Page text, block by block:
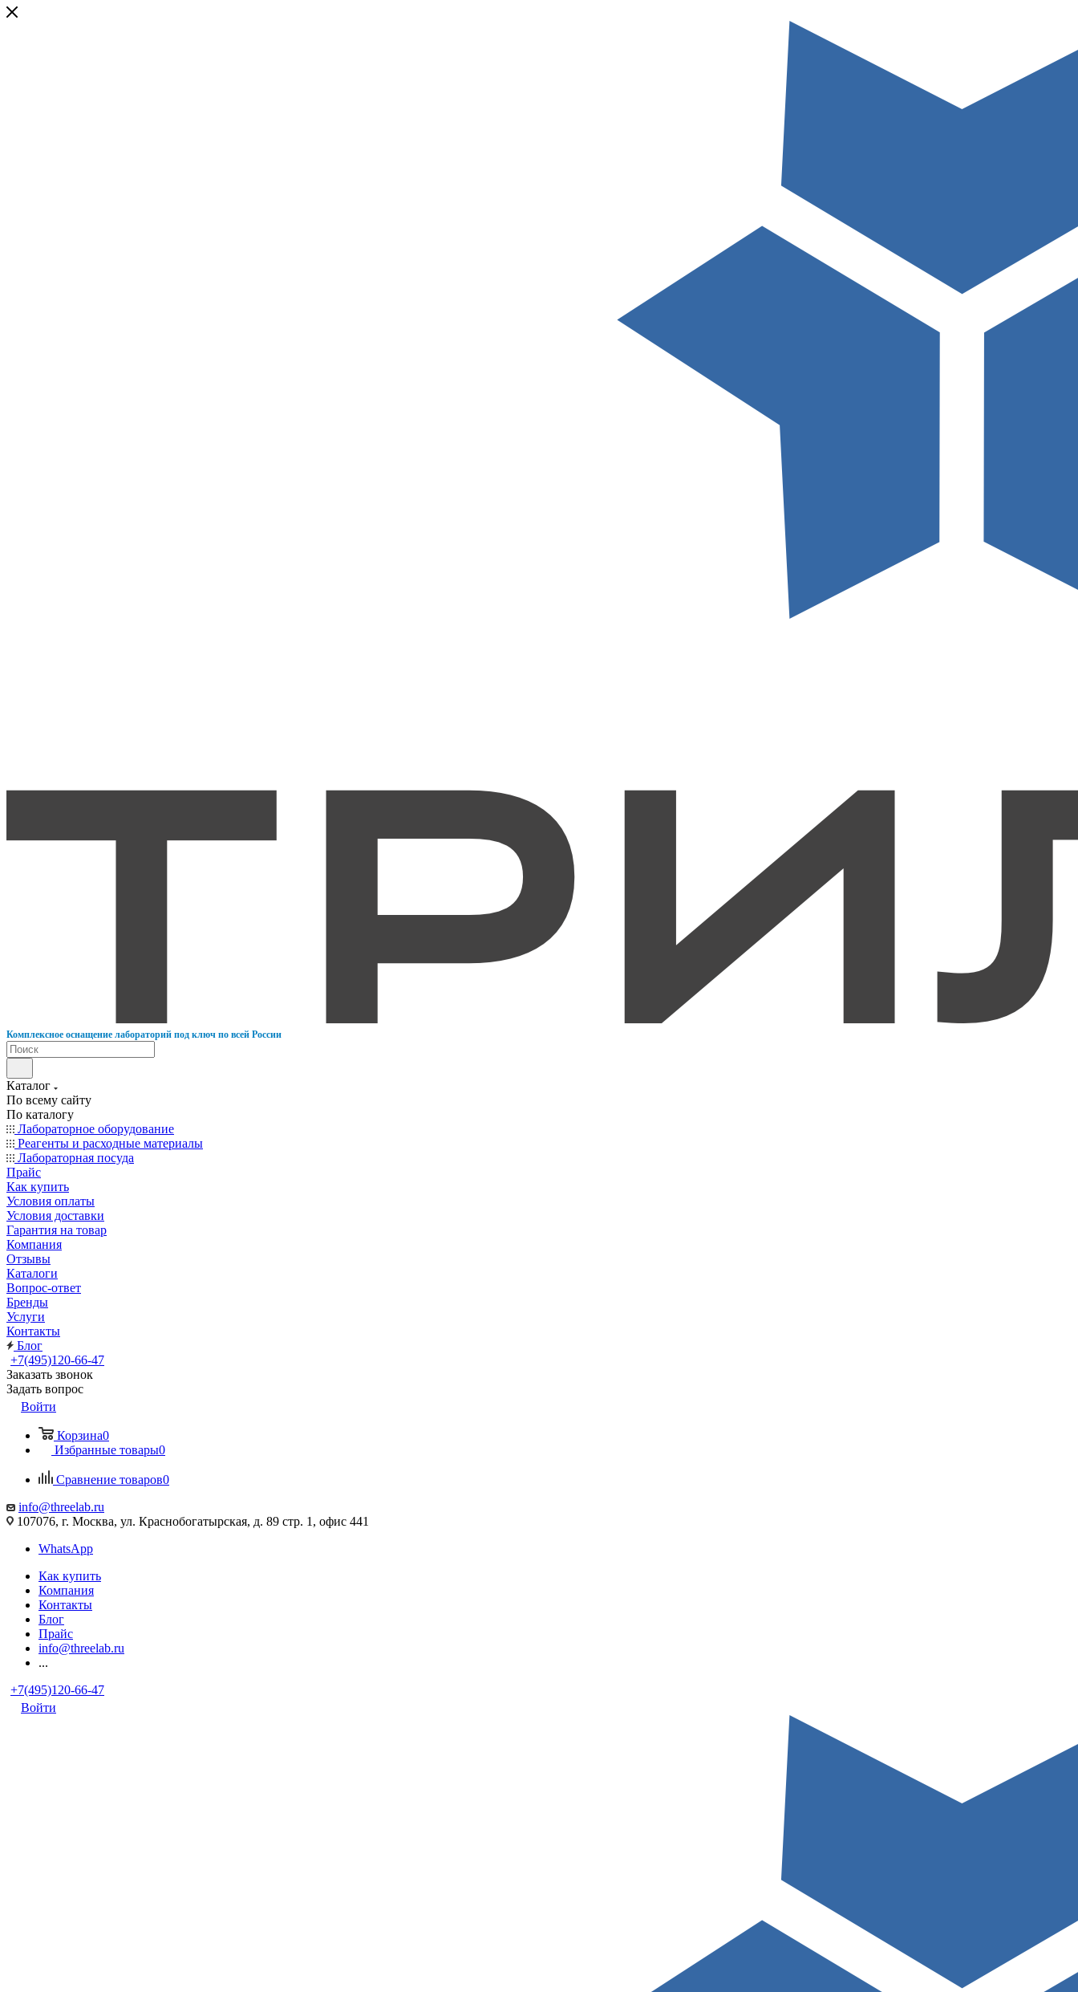
Комплексное оснащение лабораторий под ключ по всей России
Каталог
По всему сайту
По каталогу
Лабораторное оборудование
Реагенты и расходные материалы
Лабораторная посуда
Прайс
Как купить
Условия оплаты
Условия доставки
Гарантия на товар
Компания
Отзывы
Каталоги
Вопрос-ответ
Бренды
Услуги
Контакты
Блог
+7(495)120-66-47
Заказать звонок
Задать вопрос
Войти
Корзина0
Избранные товары0
Сравнение товаров0
info@threelab.ru
107076, г. Москва, ул. Краснобогатырская, д. 89 стр. 1, офис 441
WhatsApp
Как купить
Компания
Контакты
Блог
Прайс
info@threelab.ru
...
+7(495)120-66-47
Войти